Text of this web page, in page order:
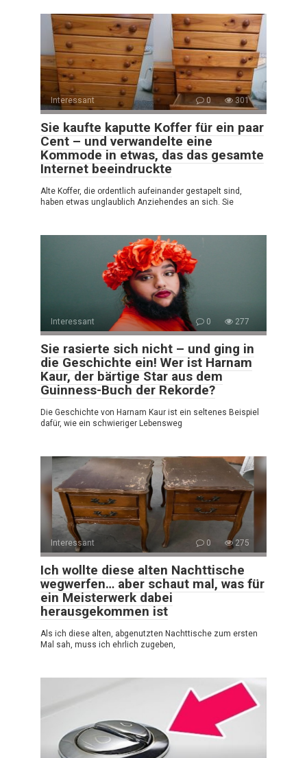
Interessant 0 301
Sie kaufte kaputte Koffer für ein paar
Cent – und verwandelte eine
Kommode in etwas, das das gesamte
Internet beeindruckte
Alte Koffer, die ordentlich aufeinander gestapelt sind,
haben etwas unglaublich Anziehendes an sich. Sie
Interessant 0 277
Sie rasierte sich nicht – und ging in
die Geschichte ein! Wer ist Harnam
Kaur, der bärtige Star aus dem
Guinness-Buch der Rekorde?
Die Geschichte von Harnam Kaur ist ein seltenes Beispiel
dafür, wie ein schwieriger Lebensweg
Interessant 0 275
Ich wollte diese alten Nachttische
wegwerfen… aber schaut mal, was für
ein Meisterwerk dabei
herausgekommen ist
Als ich diese alten, abgenutzten Nachttische zum ersten
Mal sah, muss ich ehrlich zugeben,